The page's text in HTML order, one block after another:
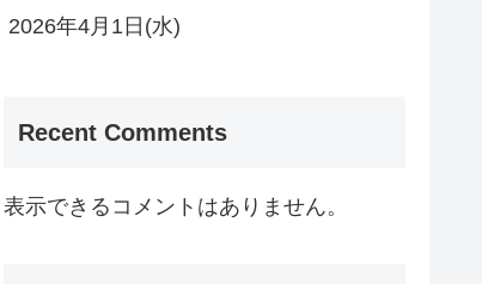
2026年4月1日(水)
Recent Comments
表示できるコメントはありません。